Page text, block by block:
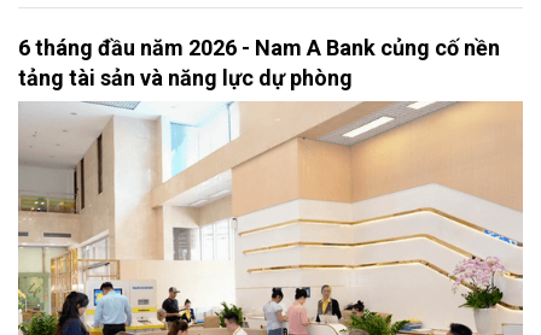
6 tháng đầu năm 2026 - Nam A Bank củng cố nền
tảng tài sản và năng lực dự phòng